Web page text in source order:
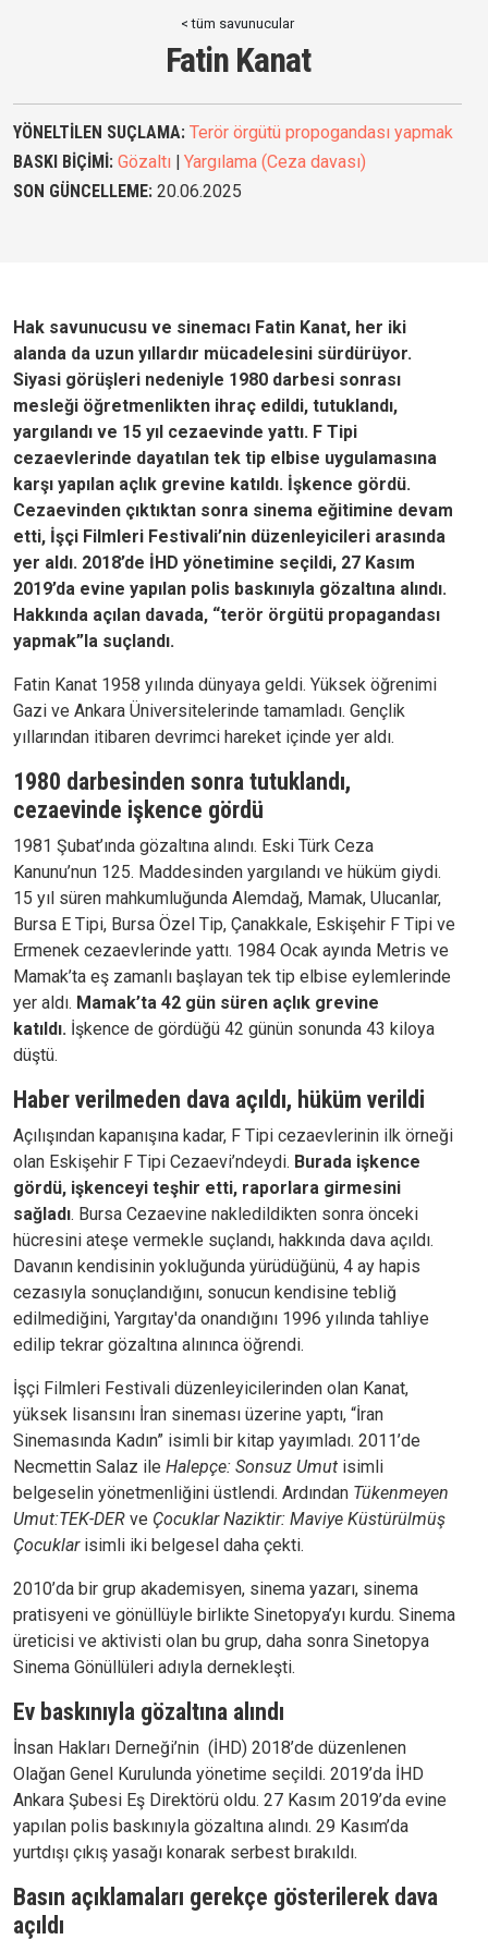
< tüm savunucular
Fatin Kanat
YÖNELTİLEN SUÇLAMA: Terör örgütü propogandası yapmak
BASKI BİÇİMİ: Gözaltı
Yargılama (Ceza davası)
SON GÜNCELLEME: 20.06.2025
Hak savunucusu ve sinemacı Fatin Kanat, her iki
alanda da uzun yıllardır mücadelesini sürdürüyor.
Siyasi görüşleri nedeniyle 1980 darbesi sonrası
mesleği öğretmenlikten ihraç edildi, tutuklandı,
yargılandı ve 15 yıl cezaevinde yattı. F Tipi
cezaevlerinde dayatılan tek tip elbise uygulamasına
karşı yapılan açlık grevine katıldı. İşkence gördü.
Cezaevinden çıktıktan sonra sinema eğitimine devam
etti, İşçi Filmleri Festivali’nin düzenleyicileri arasında
yer aldı. 2018’de İHD yönetimine seçildi, 27 Kasım
2019’da evine yapılan polis baskınıyla gözaltına alındı.
Hakkında açılan davada, “terör örgütü propagandası
yapmak”la suçlandı.
Fatin Kanat 1958 yılında dünyaya geldi. Yüksek öğrenimi
Gazi ve Ankara Üniversitelerinde tamamladı. Gençlik
yıllarından itibaren devrimci hareket içinde yer aldı.
1980 darbesinden sonra tutuklandı,
cezaevinde işkence gördü
1981 Şubat’ında gözaltına alındı. Eski Türk Ceza
Kanunu’nun 125. Maddesinden yargılandı ve hüküm giydi.
15 yıl süren mahkumluğunda Alemdağ, Mamak, Ulucanlar,
Bursa E Tipi, Bursa Özel Tip, Çanakkale, Eskişehir F Tipi ve
Ermenek cezaevlerinde yattı. 1984 Ocak ayında Metris ve
Mamak’ta eş zamanlı başlayan tek tip elbise eylemlerinde
yer aldı. Mamak’ta 42 gün süren açlık grevine
katıldı. İşkence de gördüğü 42 günün sonunda 43 kiloya
düştü.
Haber verilmeden dava açıldı, hüküm verildi
Açılışından kapanışına kadar, F Tipi cezaevlerinin ilk örneği
olan Eskişehir F Tipi Cezaevi’ndeydi. Burada işkence
gördü, işkenceyi teşhir etti, raporlara girmesini
sağladı. Bursa Cezaevine nakledildikten sonra önceki
hücresini ateşe vermekle suçlandı, hakkında dava açıldı.
Davanın kendisinin yokluğunda yürüdüğünü, 4 ay hapis
cezasıyla sonuçlandığını, sonucun kendisine tebliğ
edilmediğini, Yargıtay'da onandığını 1996 yılında tahliye
edilip tekrar gözaltına alınınca öğrendi.
İşçi Filmleri Festivali düzenleyicilerinden olan Kanat,
yüksek lisansını İran sineması üzerine yaptı, “İran
Sinemasında Kadın” isimli bir kitap yayımladı. 2011’de
Necmettin Salaz ile Halepçe: Sonsuz Umut isimli
belgeselin yönetmenliğini üstlendi. Ardından Tükenmeyen
Umut:TEK-DER ve Çocuklar Naziktir: Maviye Küstürülmüş
Çocuklarisimli iki belgesel daha çekti.
2010’da bir grup akademisyen, sinema yazarı, sinema
pratisyeni ve gönüllüyle birlikte Sinetopya’yı kurdu. Sinema
üreticisi ve aktivisti olan bu grup, daha sonra Sinetopya
Sinema Gönüllüleri adıyla dernekleşti.
Ev baskınıyla gözaltına alındı
İnsan Hakları Derneği’nin (İHD) 2018’de düzenlenen
Olağan Genel Kurulunda yönetime seçildi. 2019’da İHD
Ankara Şubesi Eş Direktörü oldu. 27 Kasım 2019’da evine
yapılan polis baskınıyla gözaltına alındı. 29 Kasım’da
yurtdışı çıkış yasağı konarak serbest bırakıldı.
Basın açıklamaları gerekçe gösterilerek dava
açıldı